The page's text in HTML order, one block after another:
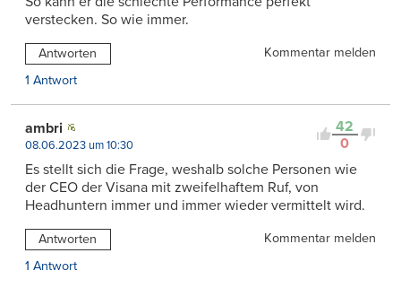
verstecken. So wie immer.
Antworten
Kommentar melden
1 Antwort
42
0
ambri
08.06.2023 um 10:30
Es stellt sich die Frage, weshalb solche Personen wie
der CEO der Visana mit zweifelhaftem Ruf, von
Headhuntern immer und immer wieder vermittelt wird.
Antworten
Kommentar melden
1 Antwort